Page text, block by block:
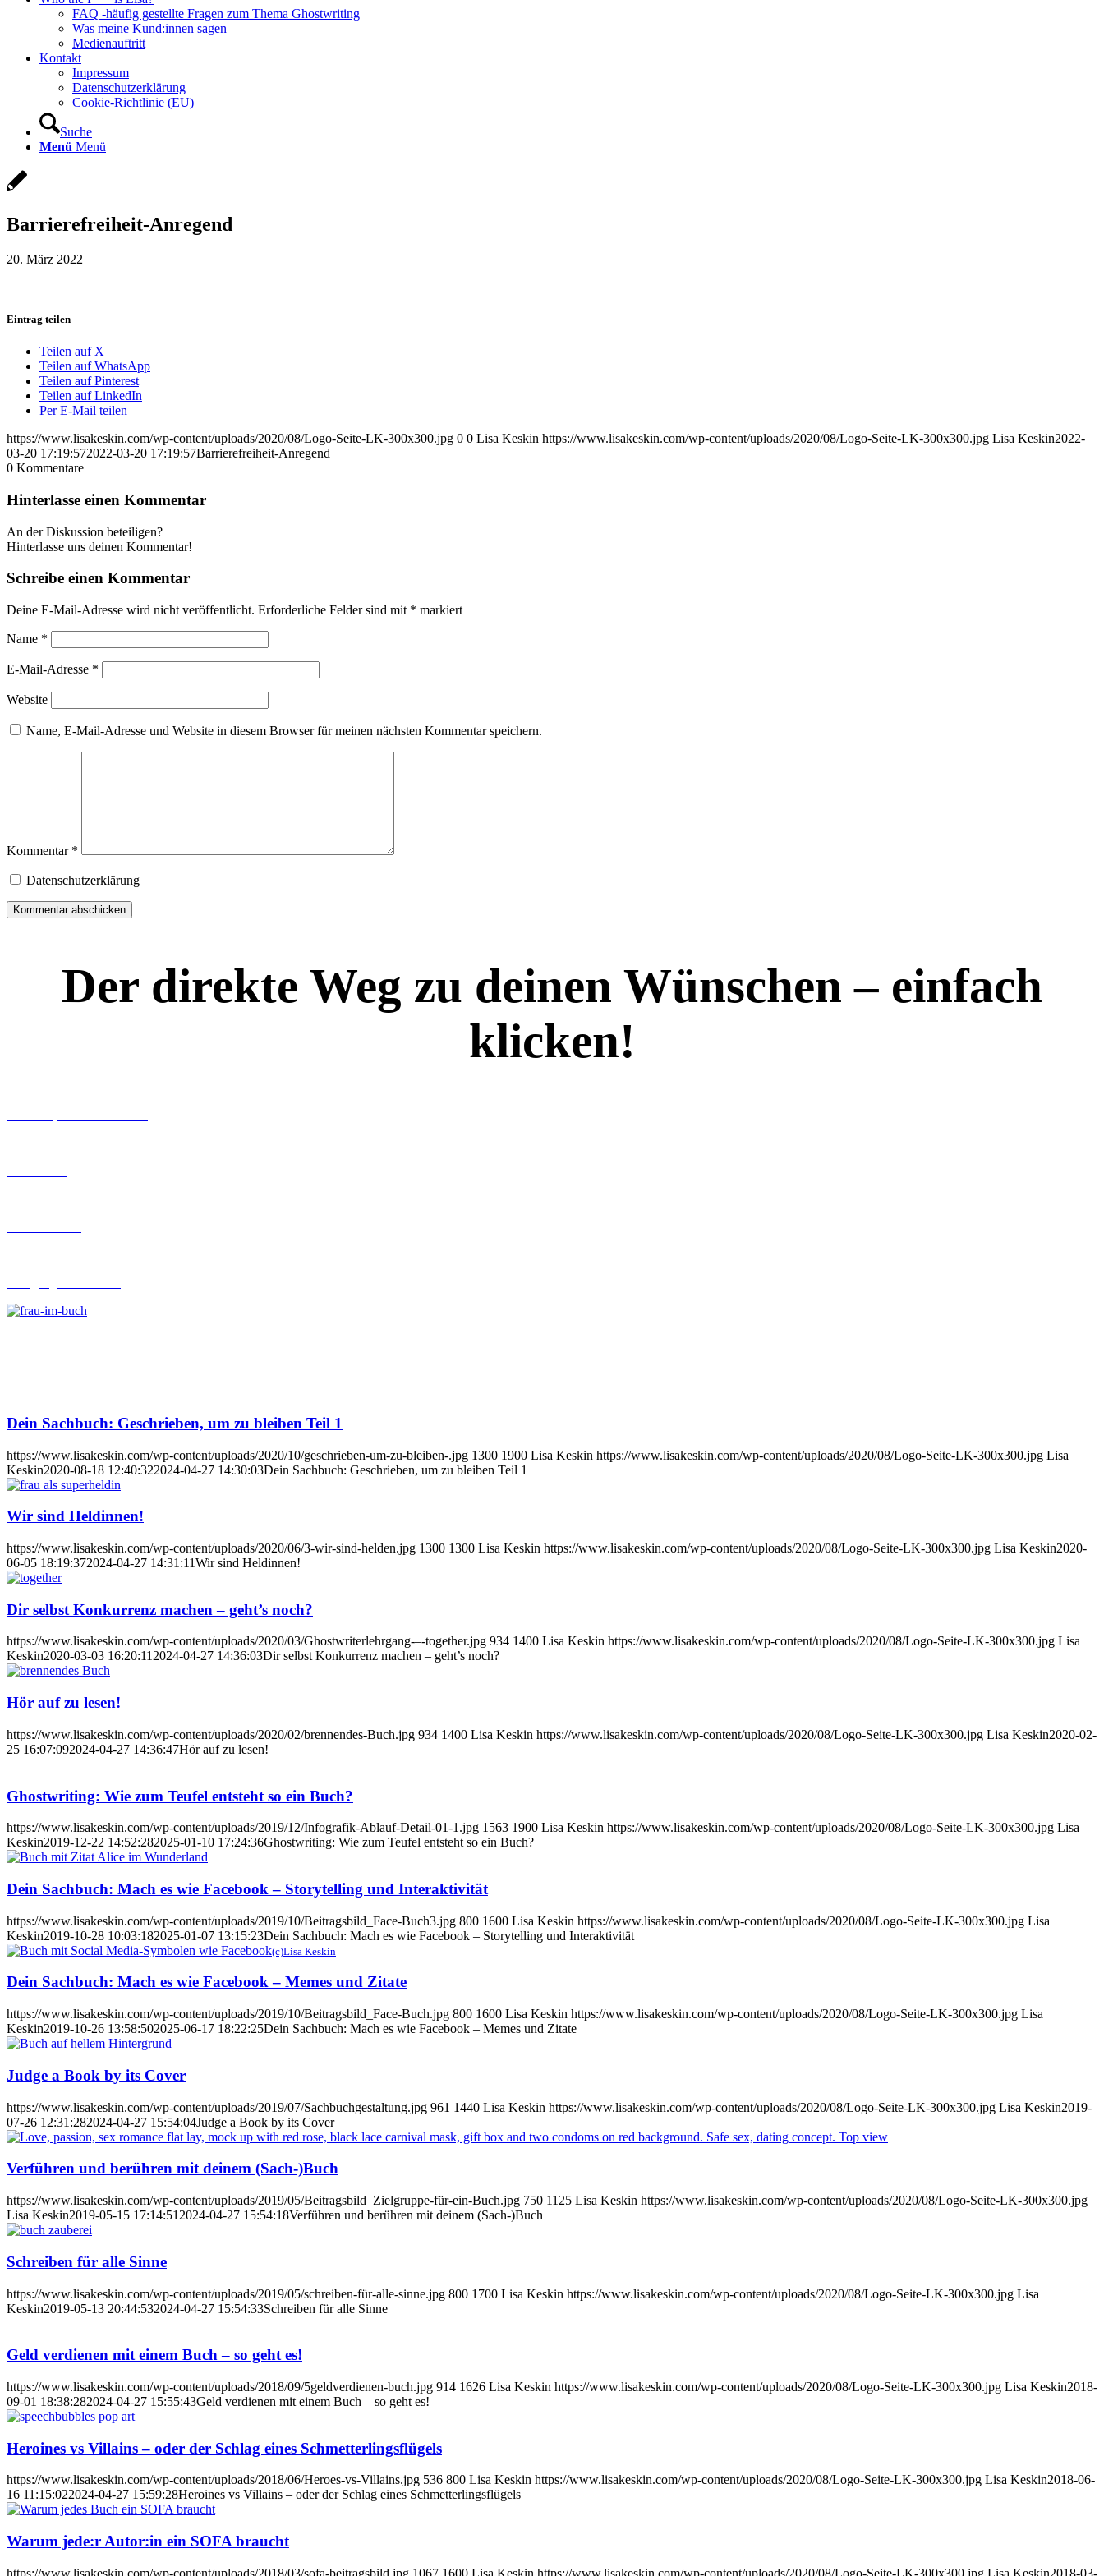
FAQ -häufig gestellte Fragen zum Thema Ghostwriting
Was meine Kund:innen sagen
Medienauftritt
Kontakt
Impressum
Datenschutzerklärung
Cookie-Richtlinie (EU)
Suche
Menü Menü
Barrierefreiheit-Anregend
20. März 2022
Eintrag teilen
Teilen auf X
Teilen auf WhatsApp
Teilen auf Pinterest
Teilen auf LinkedIn
Per E-Mail teilen
https://www.lisakeskin.com/wp-content/uploads/2020/08/Logo-Seite-LK-300x300.jpg 0 0 Lisa Keskin https://www.lisakeskin.com/wp-content/uploads/2020/08/Logo-Seite-LK-300x300.jpg Lisa Keskin2022-
03-20 17:19:572022-03-20 17:19:57Barrierefreiheit-Anregend
0 Kommentare
Hinterlasse einen Kommentar
An der Diskussion beteiligen?
Hinterlasse uns deinen Kommentar!
Schreibe einen Kommentar
Deine E-Mail-Adresse wird nicht veröffentlicht. Erforderliche Felder sind mit * markiert
Name *
E-Mail-Adresse *
Website
Name, E-Mail-Adresse und Website in diesem Browser für meinen nächsten Kommentar speichern.
Kommentar *
Datenschutzerklärung
Der direkte Weg zu deinen Wünschen – einfach
klicken!
Dein Sachbuch: Geschrieben, um zu bleiben Teil 1
https://www.lisakeskin.com/wp-content/uploads/2020/10/geschrieben-um-zu-bleiben-.jpg 1300 1900 Lisa Keskin https://www.lisakeskin.com/wp-content/uploads/2020/08/Logo-Seite-LK-300x300.jpg Lisa
Keskin2020-08-18 12:40:322024-04-27 14:30:03Dein Sachbuch: Geschrieben, um zu bleiben Teil 1
Wir sind Heldinnen!
https://www.lisakeskin.com/wp-content/uploads/2020/06/3-wir-sind-helden.jpg 1300 1300 Lisa Keskin https://www.lisakeskin.com/wp-content/uploads/2020/08/Logo-Seite-LK-300x300.jpg Lisa Keskin2020-
06-05 18:19:372024-04-27 14:31:11Wir sind Heldinnen!
Dir selbst Konkurrenz machen – geht’s noch?
https://www.lisakeskin.com/wp-content/uploads/2020/03/Ghostwriterlehrgang-–-together.jpg 934 1400 Lisa Keskin https://www.lisakeskin.com/wp-content/uploads/2020/08/Logo-Seite-LK-300x300.jpg Lisa
Keskin2020-03-03 16:20:112024-04-27 14:36:03Dir selbst Konkurrenz machen – geht’s noch?
Hör auf zu lesen!
https://www.lisakeskin.com/wp-content/uploads/2020/02/brennendes-Buch.jpg 934 1400 Lisa Keskin https://www.lisakeskin.com/wp-content/uploads/2020/08/Logo-Seite-LK-300x300.jpg Lisa Keskin2020-02-
25 16:07:092024-04-27 14:36:47Hör auf zu lesen!
Ghostwriting: Wie zum Teufel entsteht so ein Buch?
https://www.lisakeskin.com/wp-content/uploads/2019/12/Infografik-Ablauf-Detail-01-1.jpg 1563 1900 Lisa Keskin https://www.lisakeskin.com/wp-content/uploads/2020/08/Logo-Seite-LK-300x300.jpg Lisa
Keskin2019-12-22 14:52:282025-01-10 17:24:36Ghostwriting: Wie zum Teufel entsteht so ein Buch?
Dein Sachbuch: Mach es wie Facebook – Storytelling und Interaktivität
https://www.lisakeskin.com/wp-content/uploads/2019/10/Beitragsbild_Face-Buch3.jpg 800 1600 Lisa Keskin https://www.lisakeskin.com/wp-content/uploads/2020/08/Logo-Seite-LK-300x300.jpg Lisa
Keskin2019-10-28 10:03:182025-01-07 13:15:23Dein Sachbuch: Mach es wie Facebook – Storytelling und Interaktivität
(c)Lisa Keskin
Dein Sachbuch: Mach es wie Facebook – Memes und Zitate
https://www.lisakeskin.com/wp-content/uploads/2019/10/Beitragsbild_Face-Buch.jpg 800 1600 Lisa Keskin https://www.lisakeskin.com/wp-content/uploads/2020/08/Logo-Seite-LK-300x300.jpg Lisa
Keskin2019-10-26 13:58:502025-06-17 18:22:25Dein Sachbuch: Mach es wie Facebook – Memes und Zitate
Judge a Book by its Cover
https://www.lisakeskin.com/wp-content/uploads/2019/07/Sachbuchgestaltung.jpg 961 1440 Lisa Keskin https://www.lisakeskin.com/wp-content/uploads/2020/08/Logo-Seite-LK-300x300.jpg Lisa Keskin2019-
07-26 12:31:282024-04-27 15:54:04Judge a Book by its Cover
Verführen und berühren mit deinem (Sach-)Buch
https://www.lisakeskin.com/wp-content/uploads/2019/05/Beitragsbild_Zielgruppe-für-ein-Buch.jpg 750 1125 Lisa Keskin https://www.lisakeskin.com/wp-content/uploads/2020/08/Logo-Seite-LK-300x300.jpg
Lisa Keskin2019-05-15 17:14:51 2024-04-27 15:54:18Verführen und berühren mit deinem (Sach-)Buch
Schreiben für alle Sinne
https://www.lisakeskin.com/wp-content/uploads/2019/05/schreiben-für-alle-sinne.jpg 800 1700 Lisa Keskin https://www.lisakeskin.com/wp-content/uploads/2020/08/Logo-Seite-LK-300x300.jpg Lisa
Keskin2019-05-13 20:44:532024-04-27 15:54:33Schreiben für alle Sinne
Geld verdienen mit einem Buch – so geht es!
https://www.lisakeskin.com/wp-content/uploads/2018/09/5geldverdienen-buch.jpg 914 1626 Lisa Keskin https://www.lisakeskin.com/wp-content/uploads/2020/08/Logo-Seite-LK-300x300.jpg Lisa Keskin2018-
09-01 18:38:282024-04-27 15:55:43Geld verdienen mit einem Buch – so geht es!
Heroines vs Villains – oder der Schlag eines Schmetterlingsflügels
https://www.lisakeskin.com/wp-content/uploads/2018/06/Heroes-vs-Villains.jpg 536 800 Lisa Keskin https://www.lisakeskin.com/wp-content/uploads/2020/08/Logo-Seite-LK-300x300.jpg Lisa Keskin2018-06-
16 11:15:022024-04-27 15:59:28Heroines vs Villains – oder der Schlag eines Schmetterlingsflügels
Warum jede:r Autor:in ein SOFA braucht
https://www.lisakeskin.com/wp-content/uploads/2018/03/sofa-beitragsbild.jpg 1067 1600 Lisa Keskin https://www.lisakeskin.com/wp-content/uploads/2020/08/Logo-Seite-LK-300x300.jpg Lisa Keskin2018-03-